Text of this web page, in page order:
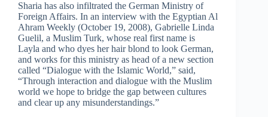
Sharia has also infiltrated the German Ministry of
Foreign Affairs. In an interview with the Egyptian Al
Ahram Weekly (October 19, 2008), Gabrielle Linda
Guelil, a Muslim Turk, whose real first name is
Layla and who dyes her hair blond to look German,
and works for this ministry as head of a new section
called “Dialogue with the Islamic World,” said,
“Through interaction and dialogue with the Muslim
world we hope to bridge the gap between cultures
and clear up any misunderstandings.”